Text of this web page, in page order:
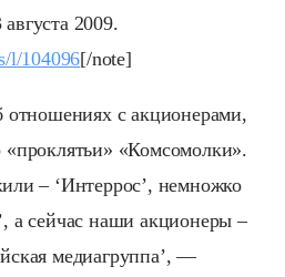
2009.
l/104096[/note]
отношениях с акционерами,
«Комсомолки».
– ‘Интеррос’, немножко
а сейчас наши акционеры –
медиагруппа’, —